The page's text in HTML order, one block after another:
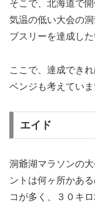
そこで、北海道で
気温の低い大会の
ブスリーを達成した
ここで、達成でき
ベンジも考えていま
エイド
洞爺湖マラソンの
ントは何ヶ所かあ
コが多く、３０キ